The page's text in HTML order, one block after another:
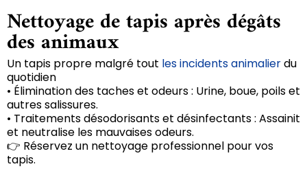
Nettoyage de tapis après dégâts
des animaux
Un tapis propre malgré tout les incidents animalierdu
quotidien
• Élimination des taches et odeurs : Urine, boue, poils et
autres salissures.
• Traitements désodorisants et désinfectants : Assainit
et neutralise les mauvaises odeurs.
👉 Réservez un nettoyage professionnel pour vos
tapis.